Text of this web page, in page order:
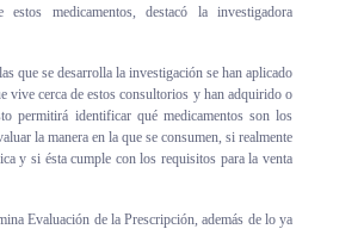
medicamentos, destacó la investigadora
que se desarrolla la investigación se han aplicado
vive cerca de estos consultorios y han adquirido o
permitirá identificar qué medicamentos son los
la manera en la que se consumen, si realmente
y si ésta cumple con los requisitos para la venta
Evaluación de la Prescripción, además de lo ya